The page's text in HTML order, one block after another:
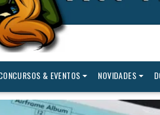
& EVENTOS NOVIDADES